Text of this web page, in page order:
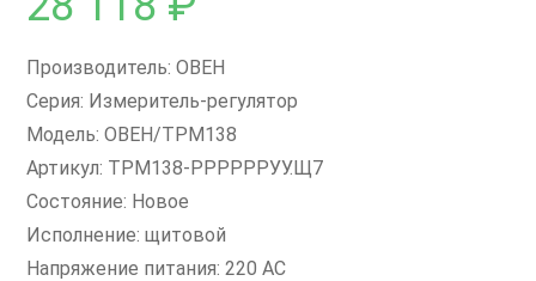
Производитель: ОВЕН
Серия: Измеритель-регулятор
Модель: ОВЕН/ТРМ138
Артикул: ТРМ138-РРРРРРУУ.Щ7
Состояние: Новое
Исполнение: щитовой
Напряжение питания: 220 AC